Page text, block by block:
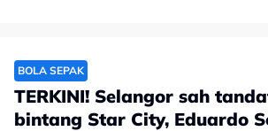
BOLA SEPAK
TERKINI! Selangor sah
bintang Star City, Eduardo